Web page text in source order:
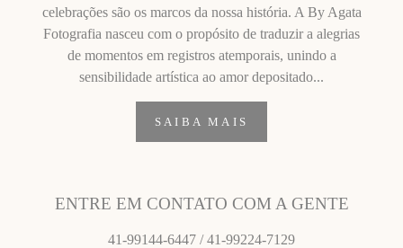
celebrações são os marcos da nossa história. A By Agata
Fotografia nasceu com o propósito de traduzir a alegrias
de momentos em registros atemporais, unindo a
sensibilidade artística ao amor depositado...
SAIBA MAIS
ENTRE EM CONTATO COM A GENTE
41-99144-6447 / 41-99224-7129